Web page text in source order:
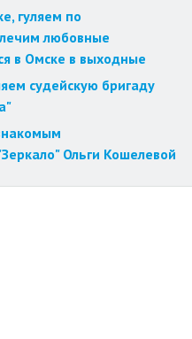
гуляем по
любовные
в Омске в выходные
судейскую бригаду
Ольги Кошелевой